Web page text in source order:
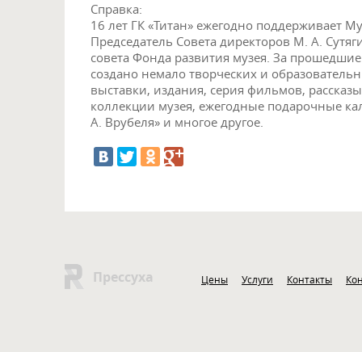
Справка:
16 лет ГК «Титан» ежегодно поддерживает
Председатель Совета директоров М. А.
совета Фонда развития музея. За
создано немало творческих и
выставки, издания, серия фильмов,
коллекции музея, ежегодные подарочные
А. Врубеля» и многое другое.
Прессуха Цены Услуги Контакты